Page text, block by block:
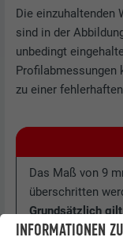
INFORMATIONEN
Die einzuhaltenden
sind in der
unbedingt
Profilabmessungen
zu einer
Das Maß von 9
überschritten
Grundsätzlich
Maschinen-